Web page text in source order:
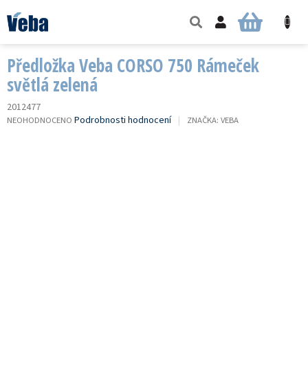
na
obsah
NÁKUPNÍ
Předložka Veba CORSO 750 Rámeček
světlá zelená
2012477
PRŮMĚRNÉ
NEOHODNOCENO Podrobnosti hodnocení ZNAČKA: VEBA